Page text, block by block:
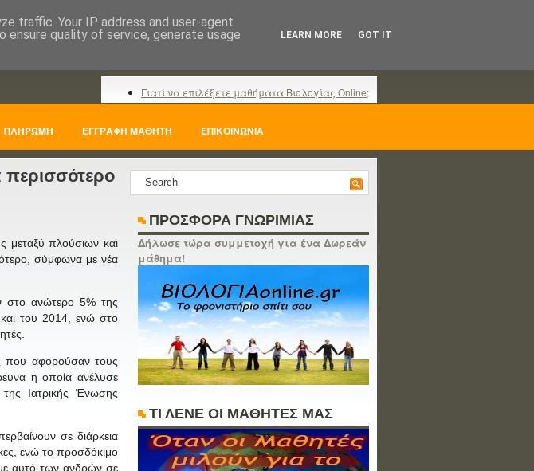
Γιατί να επιλέξετε μαθήματα Βιολογίας Online;
ΠΛΗΡΩΜΗ ΕΓΓΡΑΦΗ ΜΑΘΗΤΗ ΕΠΙΚΟΙΝΩΝΙΑ
περισσότερο
μεταξύ πλούσιων και
σύμφωνα με νέα
στο ανώτερο 5% της
του 2014, ενώ στο
που αφορούσαν τους
η οποία ανέλυσε
της Ιατρικής Ένωσης
σε διάρκεια
ενώ το προσδόκιμο
με αυτό των ανδρών σε
ΠΡΟΣΦΟΡΑ ΓΝΩΡΙΜΙΑΣ
Δήλωσε τώρα συμμετοχή για ένα Δωρεάν
μάθημα!
ΤΙ ΛΕΝΕ ΟΙ ΜΑΘΗΤΕΣ ΜΑΣ
traffic. Your IP address and user-agent
ensure quality of service, generate usage
LEARN MORE GOT IT